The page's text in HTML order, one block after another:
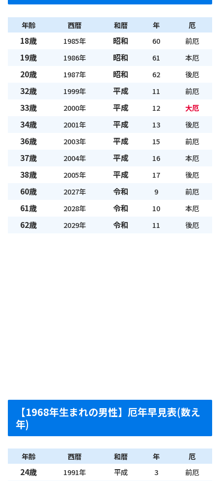
年齢 西暦 和暦 年 厄
18歳 1985年 昭和 60 前厄
19歳 1986年 昭和 61 本厄
20歳 1987年 昭和 62 後厄
32歳 1999年 平成 11 前厄
33歳 2000年 平成 12 大厄
34歳 2001年 平成 13 後厄
36歳 2003年 平成 15 前厄
37歳 2004年 平成 16 本厄
38歳 2005年 平成 17 後厄
60歳 2027年 令和 9 前厄
61歳 2028年 令和 10 本厄
62歳 2029年 令和 11 後厄
【1968年生まれの男性】厄年早見表(数え
年)
年齢 西暦 和暦 年 厄
24歳 1991年 平成 3 前厄